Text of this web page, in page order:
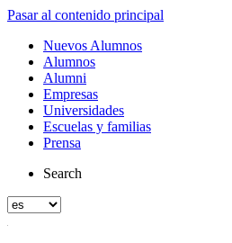
Pasar al contenido principal
Nuevos Alumnos
Alumnos
Alumni
Empresas
Universidades
Escuelas y familias
Prensa
Search